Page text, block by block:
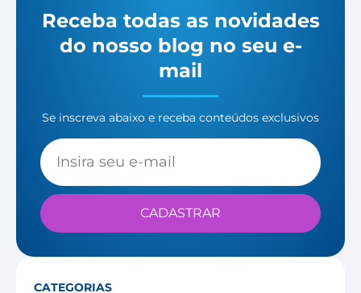
Receba todas as novidades
do nosso blog no seu e-
mail
Se inscreva abaixo e receba conteúdos exclusivos
CADASTRAR
CATEGORIAS